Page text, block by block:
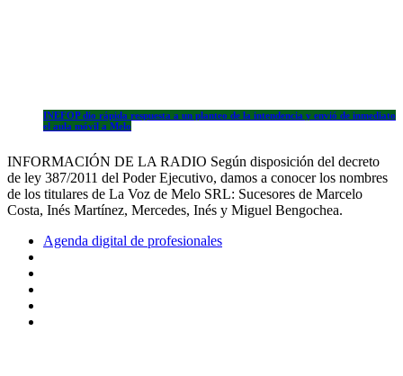
INEFOP dio rápida respuesta a un planteo de la intendencia y envió de inmediato
el aula móvil a Melo
INFORMACIÓN DE LA RADIO Según disposición del decreto
de ley 387/2011 del Poder Ejecutivo, damos a conocer los nombres
de los titulares de La Voz de Melo SRL: Sucesores de Marcelo
Costa, Inés Martínez, Mercedes, Inés y Miguel Bengochea.
Agenda digital de profesionales